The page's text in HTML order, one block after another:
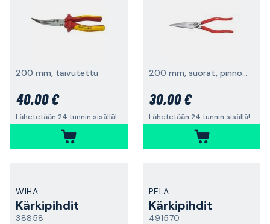
200 mm, taivutettu
40,00 €
Lähetetään 24 tunnin sisällä!
200 mm, suorat, pinnoitetut kahvat
30,00 €
Lähetetään 24 tunnin sisällä!
WIHA
Kärkipihdit
38858
PELA
Kärkipihdit
491570